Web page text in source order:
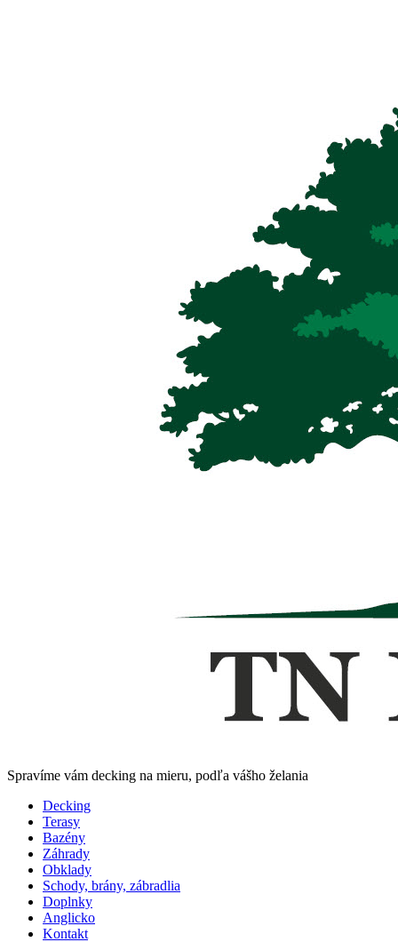
Spravíme vám decking na mieru, podľa vášho želania
Decking
Terasy
Bazény
Záhrady
Obklady
Schody, brány, zábradlia
Doplnky
Anglicko
Kontakt